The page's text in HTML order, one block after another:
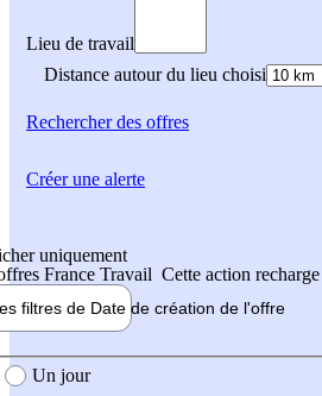
Lieu de travail
Distance autour du lieu choisi
Rechercherdes offres
uniquement
France Travail Cette action
filtres de Date de création de l'offre
création de l'offre
Un jour
Créer une alerte